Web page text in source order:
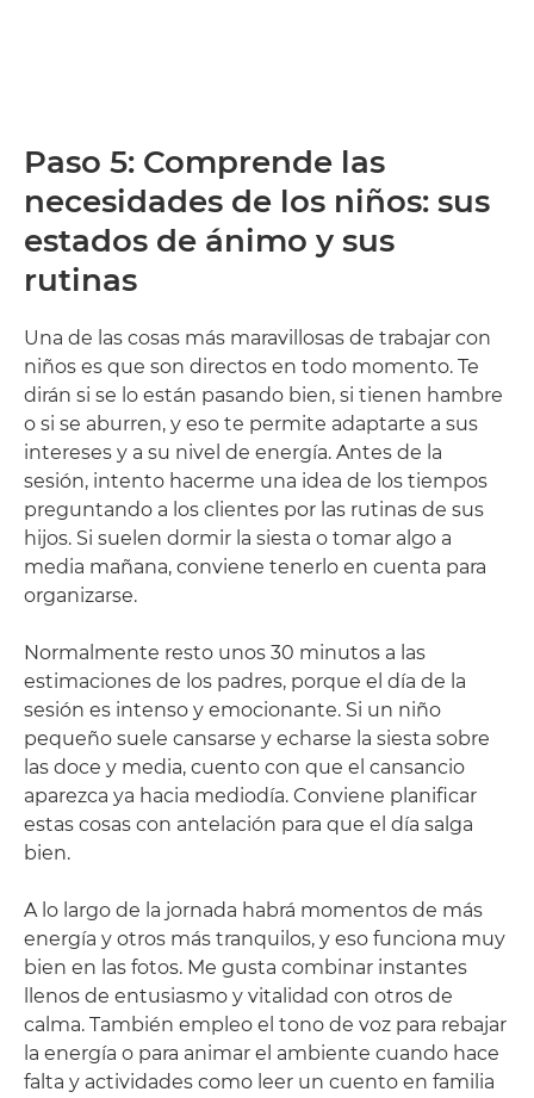
Paso 5: Comprende las
necesidades de los niños: sus
estados de ánimo y sus
rutinas
Una de las cosas más maravillosas de trabajar con
niños es que son directos en todo momento. Te
dirán si se lo están pasando bien, si tienen hambre
o si se aburren, y eso te permite adaptarte a sus
intereses y a su nivel de energía. Antes de la
sesión, intento hacerme una idea de los tiempos
preguntando a los clientes por las rutinas de sus
hijos. Si suelen dormir la siesta o tomar algo a
media mañana, conviene tenerlo en cuenta para
organizarse.
Normalmente resto unos 30 minutos a las
estimaciones de los padres, porque el día de la
sesión es intenso y emocionante. Si un niño
pequeño suele cansarse y echarse la siesta sobre
las doce y media, cuento con que el cansancio
aparezca ya hacia mediodía. Conviene planificar
estas cosas con antelación para que el día salga
bien.
A lo largo de la jornada habrá momentos de más
energía y otros más tranquilos, y eso funciona muy
bien en las fotos. Me gusta combinar instantes
llenos de entusiasmo y vitalidad con otros de
calma. También empleo el tono de voz para rebajar
la energía o para animar el ambiente cuando hace
falta y actividades como leer un cuento en familia